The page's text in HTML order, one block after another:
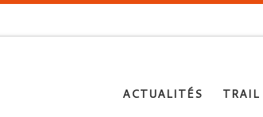
ACTUALITÉS